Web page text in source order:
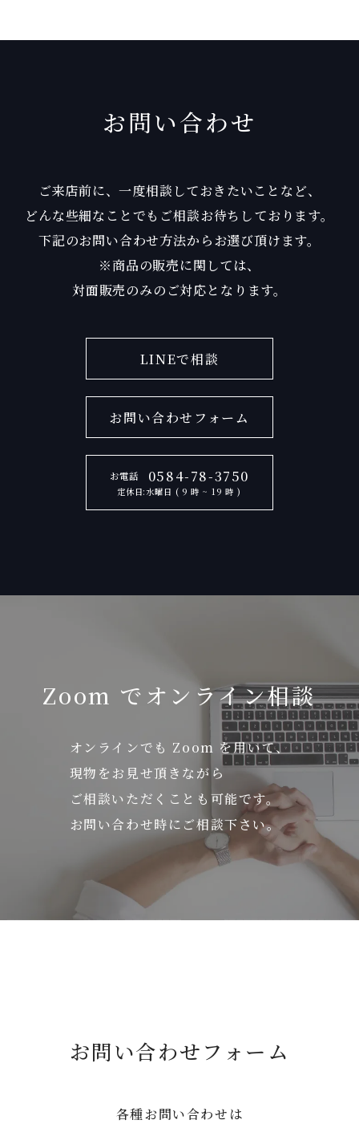
お問い合わせ
ご来店前に、一度相談しておきたいことなど、
どんな些細なことでもご相談お待ちしております。
下記のお問い合わせ方法からお選び頂けます。
※商品の販売に関しては、
対面販売のみのご対応となります。
LINEで相談
お問い合わせフォーム
お電話 0584-78-3750
定休日:水曜日 ( 9 時 ~ 19 時 )
Zoom でオンライン相談
オンラインでも Zoom を用いて、
現物をお見せ頂きながら
ご相談いただくことも可能です。
お問い合わせ時にご相談下さい。
お問い合わせフォーム
各種お問い合わせは